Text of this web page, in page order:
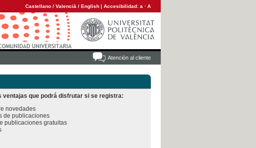
Castellano / Valencià / English | Accesibilidad: a · A
Atención al cliente
ventajas que podrá disfrutar si se registra:
novedades
de publicaciones
publicaciones gratuitas